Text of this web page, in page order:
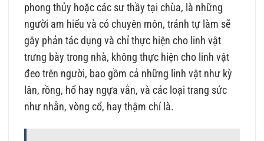
phong thủy hoặc các sư thầy tại chùa, là những
người am hiểu và có chuyên môn, tránh tự làm sẽ
gây phản tác dụng và chỉ thực hiện cho linh vật
trưng bày trong nhà, không thực hiện cho linh vật
đeo trên người, bao gồm cả những linh vật như kỳ
lân, rồng, hổ hay ngựa vằn, và các loại trang sức
như nhẫn, vòng cổ, hay thậm chí là.